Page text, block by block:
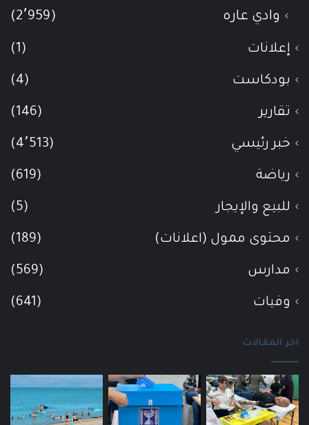
وادي عاره (2٬959)
إعلانات (1)
بودكاست (4)
تقارير (146)
خبر رئيسي (4٬513)
رياضة (619)
للبيع والإيجار (5)
محتوى ممول (اعلانات) (189)
مدارس (569)
وفيات (641)
اخر المقالات